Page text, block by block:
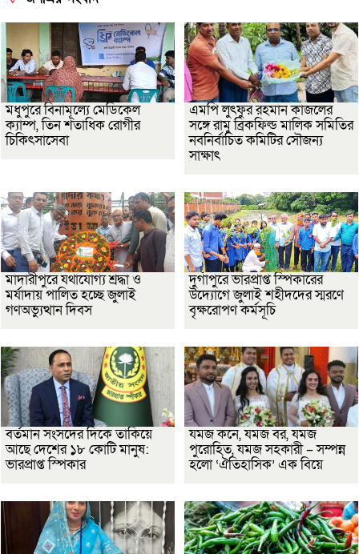
মধুপুরে বিনামূল্যে মেডিকেল
ক্যাম্প, তিন শতাধিক রোগীর
চিকিৎসাসেবা
এমপি লুৎফুর রহমান কাজলের
সঙ্গে রামু ব্রিকফিল্ড মালিক সমিতির
নবনির্বাচিত কমিটির সৌজন্য
সাক্ষাৎ
মাদারীপুরে যথাযোগ্য শ্রদ্ধা ও
মর্যাদায় পালিত হচ্ছে জুলাই
গণঅভ্যুত্থান দিবস
দুর্গাপুরে ভারপ্রাপ্ত স্পিকারের
উদ্যোগে জুলাই শহীদদের স্মরণে
বৃক্ষরোপণ কর্মসূচি
বর্তমান সংসদের দিকে তাকিয়ে
আছে দেশের ১৮ কোটি মানুষ:
ভারপ্রাপ্ত স্পিকার
যমজ কনে, যমজ বর, যমজ
পুরোহিত, যমজ সহকারী – সম্পন্ন
হলো ‘ঐতিহাসিক’ এক বিয়ে